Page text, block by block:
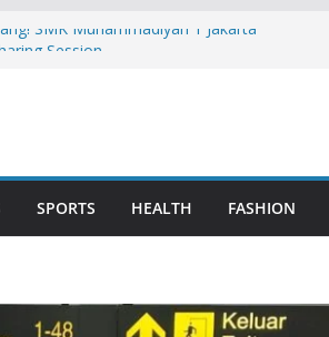
SMK Muhammadiyah 1 Jakarta
program Unggulan SMK
SPORTS HEALTH FASHION